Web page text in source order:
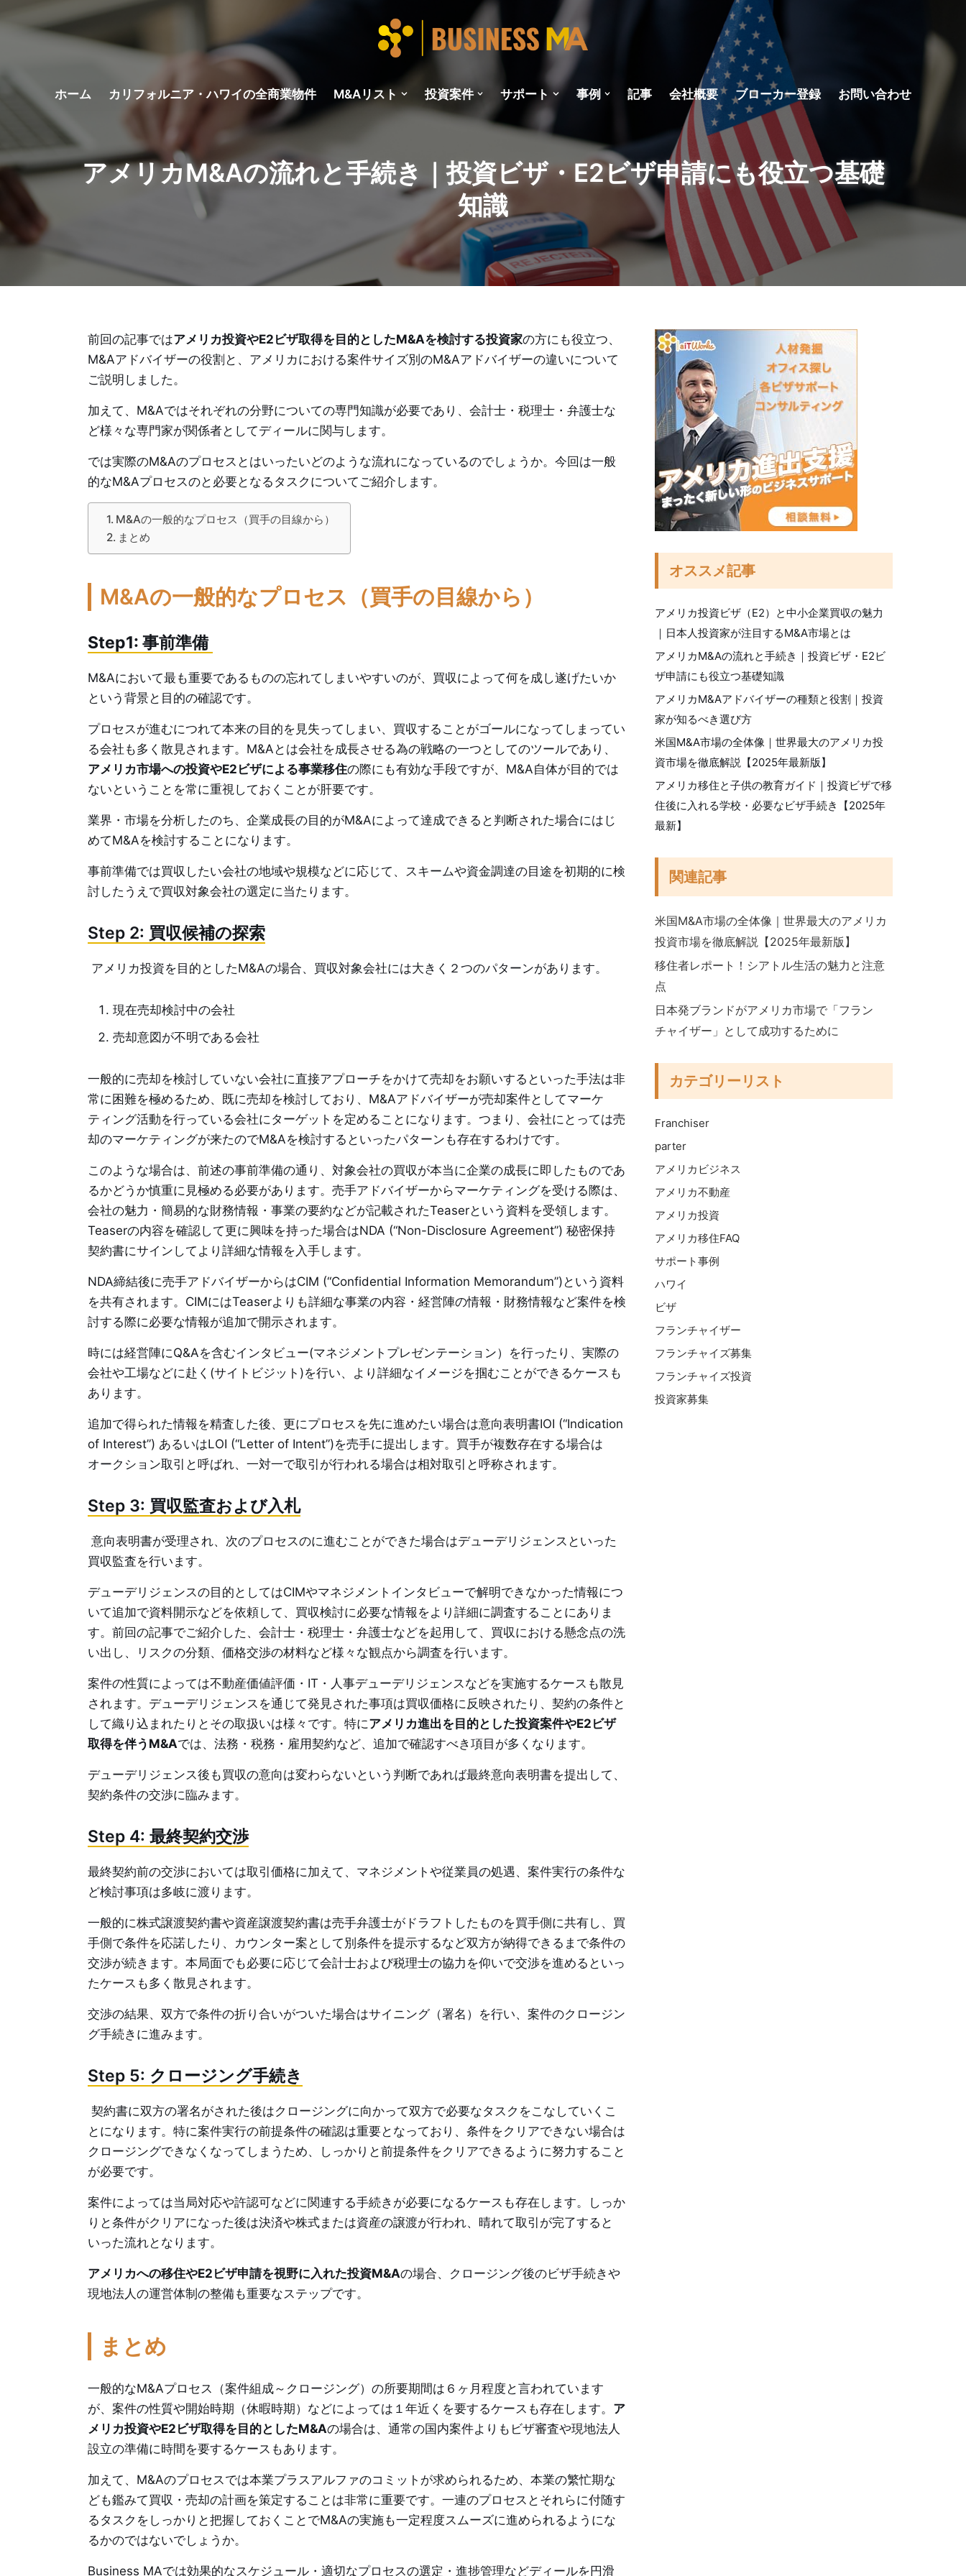
テ
ス
ホーム カリフォルニア・ハワイの全商業物件 M&Aリスト 投資案件 サポート 事例 記事 会社概要 ブローカー登録 お問い合わせ
アメリカM&Aの流れと手続き｜投資ビザ・E2ビザ申請にも役立つ基礎
知識
前回の記事ではアメリカ投資やE2ビザ取得を目的としたM&Aを検討する投資家の方にも役立つ、
M&Aアドバイザーの役割と、アメリカにおける案件サイズ別のM&Aアドバイザーの違いについて
ご説明しました。
加えて、M&Aではそれぞれの分野についての専門知識が必要であり、会計士・税理士・弁護士な
ど様々な専門家が関係者としてディールに関与します。
では実際のM&Aのプロセスとはいったいどのような流れになっているのでしょうか。今回は一般
的なM&Aプロセスのと必要となるタスクについてご紹介します。
M&Aの一般的なプロセス（買手の目線から）
まとめ
M&Aの一般的なプロセス（買手の目線から）
Step1: 事前準備
M&Aにおいて最も重要であるものの忘れてしまいやすいのが、買収によって何を成し遂げたいか
という背景と目的の確認です。
プロセスが進むにつれて本来の目的を見失ってしまい、買収することがゴールになってしまってい
る会社も多く散見されます。M&Aとは会社を成長させる為の戦略の一つとしてのツールであり、
アメリカ市場への投資やE2ビザによる事業移住の際にも有効な手段ですが、M&A自体が目的では
ないということを常に重視しておくことが肝要です。
業界・市場を分析したのち、企業成長の目的がM&Aによって達成できると判断された場合にはじ
めてM&Aを検討することになります。
事前準備では買収したい会社の地域や規模などに応じて、スキームや資金調達の目途を初期的に検
討したうえで買収対象会社の選定に当たります。
Step 2: 買収候補の探索
アメリカ投資を目的としたM&Aの場合、買収対象会社には大きく２つのパターンがあります。
現在売却検討中の会社
売却意図が不明である会社
一般的に売却を検討していない会社に直接アプローチをかけて売却をお願いするといった手法は非
常に困難を極めるため、既に売却を検討しており、M&Aアドバイザーが売却案件としてマーケ
ティング活動を行っている会社にターゲットを定めることになります。つまり、会社にとっては売
却のマーケティングが来たのでM&Aを検討するといったパターンも存在するわけです。
このような場合は、前述の事前準備の通り、対象会社の買収が本当に企業の成長に即したものであ
るかどうか慎重に見極める必要があります。売手アドバイザーからマーケティングを受ける際は、
会社の魅力・簡易的な財務情報・事業の要約などが記載されたTeaserという資料を受領します。
Teaserの内容を確認して更に興味を持った場合はNDA (“Non-Disclosure Agreement”) 秘密保持
契約書にサインしてより詳細な情報を入手します。
NDA締結後に売手アドバイザーからはCIM (“Confidential Information Memorandum”)という資料
を共有されます。CIMにはTeaserよりも詳細な事業の内容・経営陣の情報・財務情報など案件を検
討する際に必要な情報が追加で開示されます。
時には経営陣にQ&Aを含むインタビュー(マネジメントプレゼンテーション）を行ったり、実際の
会社や工場などに赴く(サイトビジット)を行い、より詳細なイメージを掴むことができるケースも
あります。
追加で得られた情報を精査した後、更にプロセスを先に進めたい場合は意向表明書IOI (“Indication
of Interest”) あるいはLOI (“Letter of Intent”)を売手に提出します。買手が複数存在する場合は
オークション取引と呼ばれ、一対一で取引が行われる場合は相対取引と呼称されます。
Step 3: 買収監査および入札
意向表明書が受理され、次のプロセスのに進むことができた場合はデューデリジェンスといった
買収監査を行います。
デューデリジェンスの目的としてはCIMやマネジメントインタビューで解明できなかった情報につ
いて追加で資料開示などを依頼して、買収検討に必要な情報をより詳細に調査することにありま
す。前回の記事でご紹介した、会計士・税理士・弁護士などを起用して、買収における懸念点の洗
い出し、リスクの分類、価格交渉の材料など様々な観点から調査を行います。
案件の性質によっては不動産価値評価・IT・人事デューデリジェンスなどを実施するケースも散見
されます。デューデリジェンスを通じて発見された事項は買収価格に反映されたり、契約の条件と
して織り込まれたりとその取扱いは様々です。特にアメリカ進出を目的とした投資案件やE2ビザ
取得を伴うM&Aでは、法務・税務・雇用契約など、追加で確認すべき項目が多くなります。
デューデリジェンス後も買収の意向は変わらないという判断であれば最終意向表明書を提出して、
契約条件の交渉に臨みます。
Step 4: 最終契約交渉
最終契約前の交渉においては取引価格に加えて、マネジメントや従業員の処遇、案件実行の条件な
ど検討事項は多岐に渡ります。
一般的に株式譲渡契約書や資産譲渡契約書は売手弁護士がドラフトしたものを買手側に共有し、買
手側で条件を応諾したり、カウンター案として別条件を提示するなど双方が納得できるまで条件の
交渉が続きます。本局面でも必要に応じて会計士および税理士の協力を仰いで交渉を進めるといっ
たケースも多く散見されます。
交渉の結果、双方で条件の折り合いがついた場合はサイニング（署名）を行い、案件のクロージン
グ手続きに進みます。
Step 5: クロージング手続き
契約書に双方の署名がされた後はクロージングに向かって双方で必要なタスクをこなしていくこ
とになります。特に案件実行の前提条件の確認は重要となっており、条件をクリアできない場合は
クロージングできなくなってしまうため、しっかりと前提条件をクリアできるように努力すること
が必要です。
案件によっては当局対応や許認可などに関連する手続きが必要になるケースも存在します。しっか
りと条件がクリアになった後は決済や株式または資産の譲渡が行われ、晴れて取引が完了すると
いった流れとなります。
アメリカへの移住やE2ビザ申請を視野に入れた投資M&Aの場合、クロージング後のビザ手続きや
現地法人の運営体制の整備も重要なステップです。
まとめ
一般的なM&Aプロセス（案件組成～クロージング）の所要期間は６ヶ月程度と言われています
が、案件の性質や開始時期（休暇時期）などによっては１年近くを要するケースも存在します。 ア
メリカ投資やE2ビザ取得を目的としたM&Aの場合は、通常の国内案件よりもビザ審査や現地法人
設立の準備に時間を要するケースもあります。
加えて、M&Aのプロセスでは本業プラスアルファのコミットが求められるため、本業の繁忙期な
ども鑑みて買収・売却の計画を策定することは非常に重要です。一連のプロセスとそれらに付随す
るタスクをしっかりと把握しておくことでM&Aの実施も一定程度スムーズに進められるようにな
るかのではないでしょうか。
Business MAでは効果的なスケジュール・適切なプロセスの選定・進捗管理などディールを円滑
オススメ記事
アメリカ投資ビザ（E2）と中小企業買収の魅力
｜日本人投資家が注目するM&A市場とは
アメリカM&Aの流れと手続き｜投資ビザ・E2ビ
ザ申請にも役立つ基礎知識
アメリカM&Aアドバイザーの種類と役割｜投資
家が知るべき選び方
米国M&A市場の全体像｜世界最大のアメリカ投
資市場を徹底解説【2025年最新版】
アメリカ移住と子供の教育ガイド｜投資ビザで移
住後に入れる学校・必要なビザ手続き【2025年
最新】
関連記事
米国M&A市場の全体像｜世界最大のアメリカ
投資市場を徹底解説【2025年最新版】
移住者レポート！シアトル生活の魅力と注意
点
日本発ブランドがアメリカ市場で「フラン
チャイザー」として成功するために
カテゴリーリスト
Franchiser
parter
アメリカビジネス
アメリカ不動産
アメリカ投資
アメリカ移住FAQ
サポート事例
ハワイ
ビザ
フランチャイザー
フランチャイズ募集
フランチャイズ投資
投資家募集